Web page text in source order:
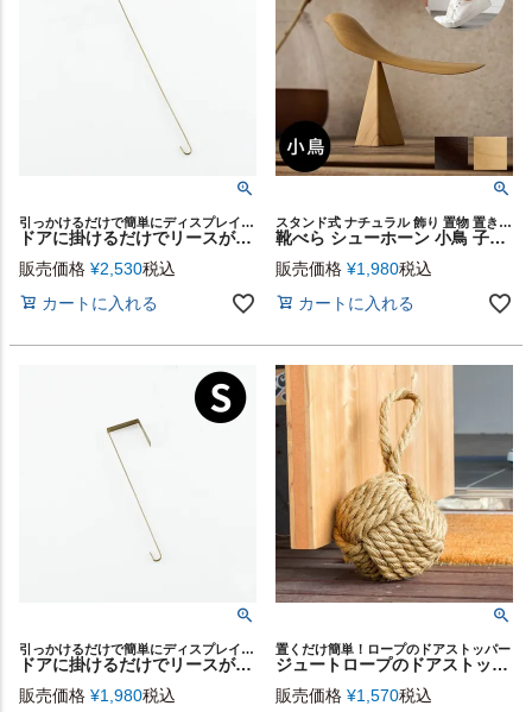
引っかけるだけで簡単にディスプレイを楽しめる、季節のリースが飾れるBRASSのドアフック。
ドアに掛けるだけでリースが飾れる BRASSのフック（L）[94820]
販売価格 ¥2,530税込
カートに入れる
スタンド式 ナチュラル 飾り 置物 置き物 アート シューズ 靴 カフェ 店舗 室内 屋内 コーディネート デコレーション 可愛い カワイイ シンプル モダン ハンドメイド ギフト プレゼント
靴べら シューホーン 小鳥 子鳥 木製 天然木 ウッド 鉄刀木 タガヤサン ビルマツゲ 約 W 16cm D 4cm H 13cm ブラウン ベージュ スタンド 付き バードオブジェ オブジェ 靴ベラ くつべら 鳥 バード かわいい 玄関 インテリア おしゃれ 北欧 リゾート 雑貨 西海岸 [94197]
販売価格 ¥1,980税込
カートに入れる
引っかけるだけで簡単にディスプレイを楽しめる、季節のリースが飾れるBRASSのドアフック。
ドアに掛けるだけでリースが飾れる BRASSのフック（S）[94821]
販売価格 ¥1,980税込
置くだけ簡単！ロープのドアストッパー
ジュートロープのドアストッパー(65311)【生活雑貨のELEMENTS本店】
販売価格 ¥1,570税込